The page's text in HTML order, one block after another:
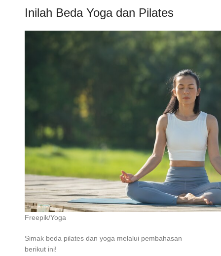
Inilah Beda Yoga dan Pilates
Freepik/Yoga
Simak beda pilates dan yoga melalui pembahasan
berikut ini!